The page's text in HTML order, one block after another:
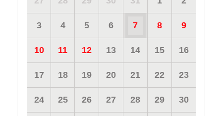
3 4 5 6 7 8 9
10 11 12 13 14 15 16
17 18 19 20 21 22 23
24 25 26 27 28 29 30